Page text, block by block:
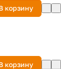
корзину
корзину